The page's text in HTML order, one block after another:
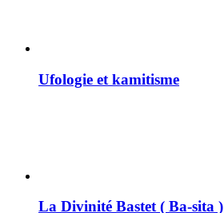
Ufologie et kamitisme
La Divinité Bastet ( Ba-sita )